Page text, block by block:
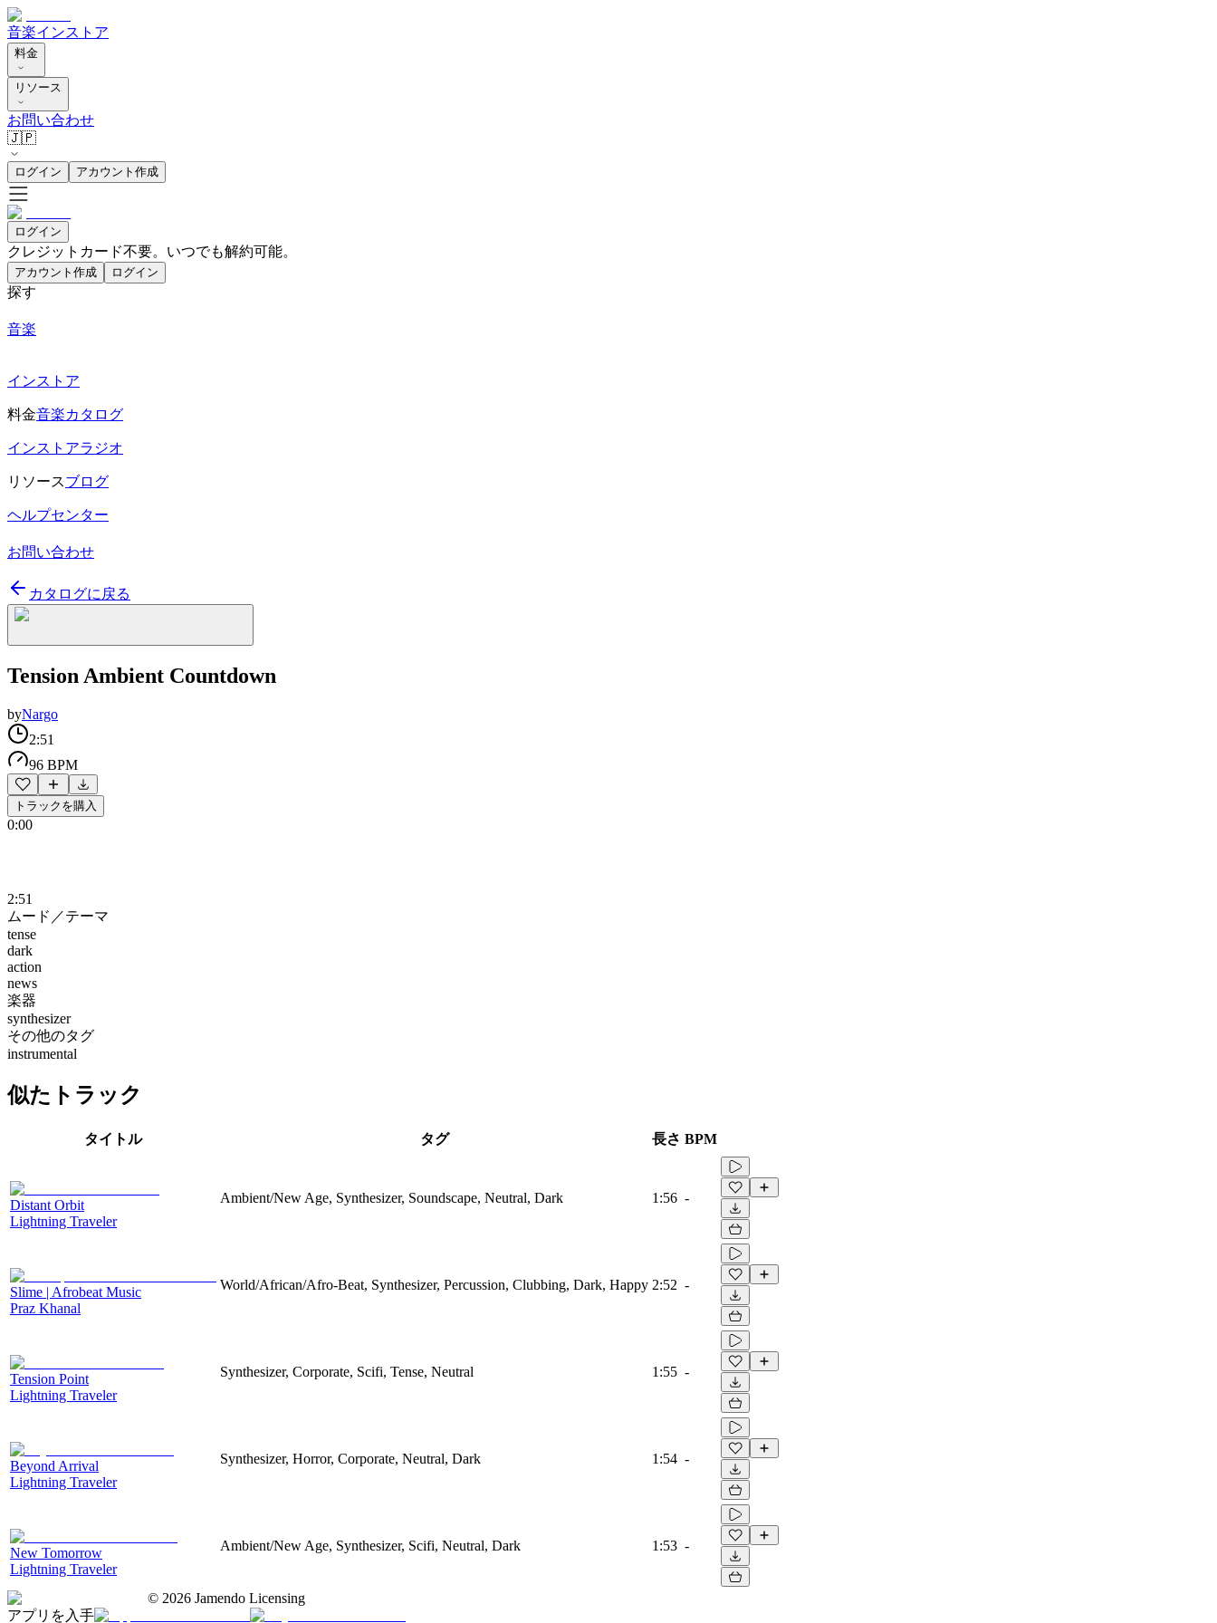
音楽インストア
料金
リソース
お問い合わせ
🇯🇵
ログイン アカウント作成
ログイン
クレジットカード不要。いつでも解約可能。
アカウント作成 ログイン
探す
音楽
インストア
料金音楽カタログ
インストアラジオ
リソースブログ
ヘルプセンター
お問い合わせ
カタログに戻る
Tension Ambient Countdown
byNargo
2:51
96 BPM
トラックを購入
0:00
2:51
ムード／テーマ
tense
dark
action
news
楽器
synthesizer
その他のタグ
instrumental
似たトラック
タイトル タグ 長さ BPM
Distant Orbit
Lightning Traveler
Ambient/New Age, Synthesizer, Soundscape, Neutral, Dark 1:56 -
Slime | Afrobeat Music
Praz Khanal
World/African/Afro-Beat, Synthesizer, Percussion, Clubbing, Dark, Happy 2:52 -
Tension Point
Lightning Traveler
Synthesizer, Corporate, Scifi, Tense, Neutral 1:55 -
Beyond Arrival
Lightning Traveler
Synthesizer, Horror, Corporate, Neutral, Dark 1:54 -
New Tomorrow
Lightning Traveler
Ambient/New Age, Synthesizer, Scifi, Neutral, Dark 1:53 -
© 2026 Jamendo Licensing
アプリを入手